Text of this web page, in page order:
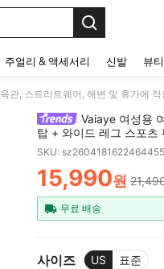
주얼리 & 액세서리 신발 뷰
관, 스트리트웨어, 해변 및 휴가에 적
Vaiaye 여성용
탑 + 와이드 레그 스포츠
및 휴가에 적합
SKU:
PRICE
15,990원
무료 배송
사이즈 US 표준